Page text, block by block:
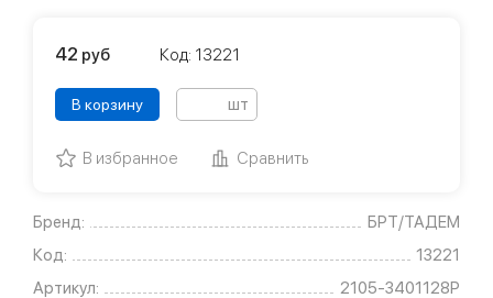
Бренд:
БРТ/ТАДЕМ
Код:
13221
Артикул:
2105-3401128Р
42 руб Код: 13221
В корзину шт
В избранное Сравнить